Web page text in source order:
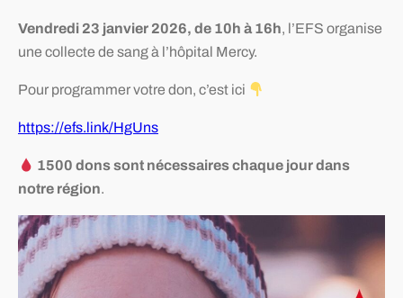
Vendredi 23 janvier 2026, de 10h à 16h, l’EFS organise
une collecte de sang à l’hôpital Mercy.
Pour programmer votre don, c’est ici
https://efs.link/HgUns
1500 dons sont nécessaires chaque jour dans
notre région.